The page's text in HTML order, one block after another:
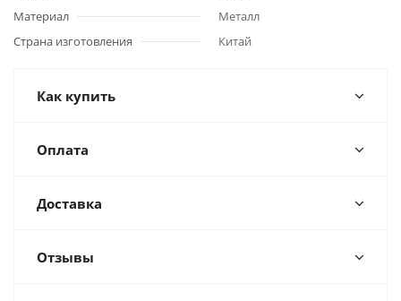
Материал
Металл
Страна изготовления
Китай
Как купить
Оплата
Доставка
Отзывы